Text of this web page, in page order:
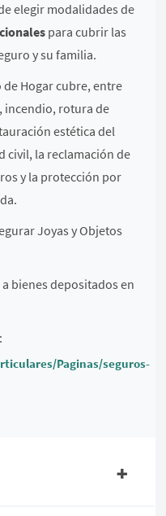
elegir modalidades de
para cubrir las
y su familia.
Hogar cubre, entre
incendio, rotura de
estética del
civil, la reclamación de
y la protección por
Joyas y Objetos
bienes depositados en
Paginas/seguros-